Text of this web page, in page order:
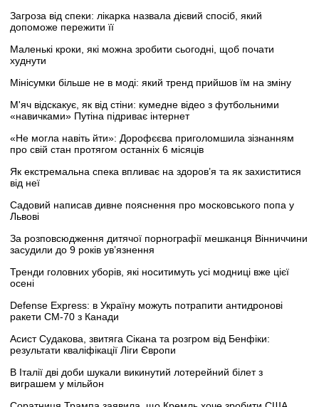
Загроза від спеки: лікарка назвала дієвий спосіб, який
допоможе пережити її
Маленькі кроки, які можна зробити сьогодні, щоб почати
худнути
Мінісумки більше не в моді: який тренд прийшов їм на зміну
М'яч відскакує, як від стіни: кумедне відео з футбольними
«навичками» Путіна підриває інтернет
«Не могла навіть йти»: Дорофєєва приголомшила зізнанням
про свій стан протягом останніх 6 місяців
Як екстремальна спека впливає на здоров’я та як захиститися
від неї
Садовий написав дивне пояснення про московського попа у
Львові
За розповсюдження дитячої порнографії мешканця Вінниччини
засудили до 9 років ув’язнення
Тренди головних уборів, які носитимуть усі модниці вже цієї
осені
Defense Express: в Україну можуть потрапити антидронові
ракети CM-70 з Канади
Асист Судакова, звитяга Сікана та розгром від Бенфіки:
результати кваліфікації Ліги Європи
В Італії дві доби шукали викинутий лотерейний білет з
виграшем у мільйон